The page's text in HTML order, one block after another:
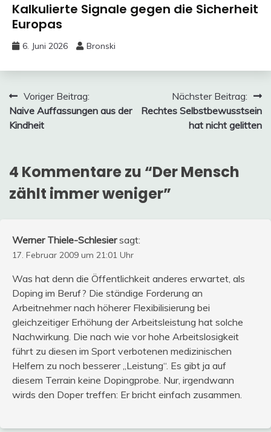
Kalkulierte Signale gegen die Sicherheit
Europas
6. Juni 2026 Bronski
Beitragsnavigation
Voriger Beitrag:
Naive Auffassungen aus der
Kindheit
Nächster Beitrag:
Rechtes Selbstbewusstsein
hat nicht gelitten
4 Kommentare zu “Der Mensch
zählt immer weniger”
Werner Thiele-Schlesier sagt:
17. Februar 2009 um 21:01 Uhr
Was hat denn die Öffentlichkeit anderes erwartet, als
Doping im Beruf? Die ständige Forderung an
Arbeitnehmer nach höherer Flexibilisierung bei
gleichzeitiger Erhöhung der Arbeitsleistung hat solche
Nachwirkung. Die nach wie vor hohe Arbeitslosigkeit
führt zu diesen im Sport verbotenen medizinischen
Helfern zu noch besserer „Leistung“. Es gibt ja auf
diesem Terrain keine Dopingprobe. Nur, irgendwann
wirds den Doper treffen: Er bricht einfach zusammen.